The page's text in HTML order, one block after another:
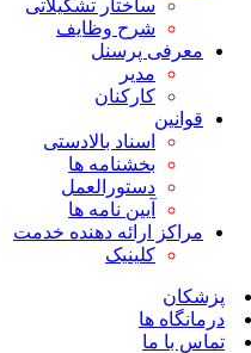
تشکیلاتی
وظایف
بالادستی
ها
نامه ها
دهنده خدمت
تماس
اخبار